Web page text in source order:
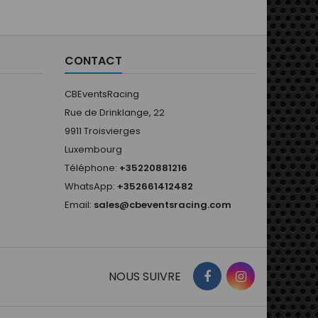
CONTACT
CBEventsRacing
Rue de Drinklange, 22
9911 Troisvierges
Luxembourg
Téléphone: +35220881216
WhatsApp: +352661412482
Email: sales@cbeventsracing.com
NOUS SUIVRE